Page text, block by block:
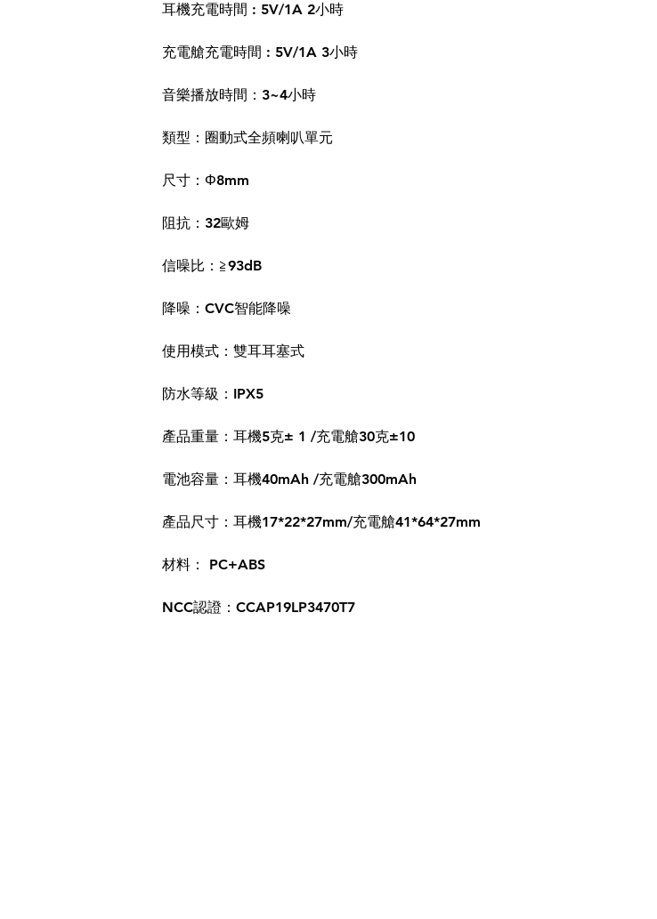
耳機充電時間 : 5V/1A 2小時
充電艙充電時間 : 5V/1A 3小時
音樂播放時間：3~4小時
類型：圈動式全頻喇叭單元
尺寸：Φ8mm
阻抗：32歐姆
信噪比：≧93dB
降噪：CVC智能降噪
使用模式：雙耳耳塞式
防水等級：IPX5
產品重量：耳機5克± 1 /充電艙30克±10
電池容量：耳機40mAh /充電艙300mAh
產品尺寸：耳機17*22*27mm/充電艙41*64*27mm
材料： PC+ABS
NCC認證：CCAP19LP3470T7